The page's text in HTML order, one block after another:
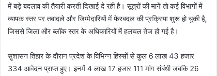
में बड़े बदलाव की तैयारी करती दिखाई दे रही है। सूत्रों की मानें तो कई विभागों में
व्यापक स्तर पर तबादले और जिम्मेदारियों में फेरबदल की प्रक्रिया शुरू हो चुकी है,
जिससे जिला और ब्लॉक स्तर के अधिकारियों में हलचल तेज हो गई है।
सुशासन तिहार के दौरान प्रदेश के विभिन्न हिस्सों से कुल 6 लाख 43 हजार
334 आवेदन प्राप्त हुए। इनमें 4 लाख 17 हजार 111 मांग संबंधी जबकि 26